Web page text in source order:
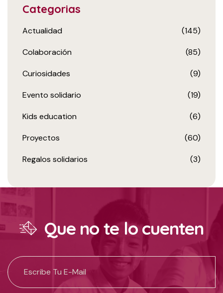
Categorias
Actualidad (145)
Colaboración (85)
Curiosidades (9)
Evento solidario (19)
Kids education (6)
Proyectos (60)
Regalos solidarios (3)
Que no te lo cuenten